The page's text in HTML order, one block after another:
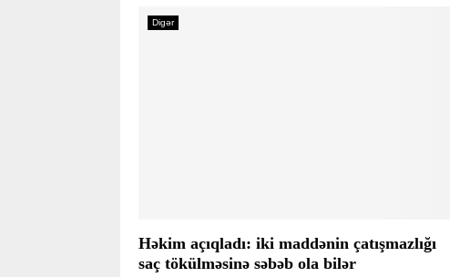
Digər
Həkim açıqladı: iki maddənin çatışmazlığı
saç tökülməsinə səbəb ola bilər